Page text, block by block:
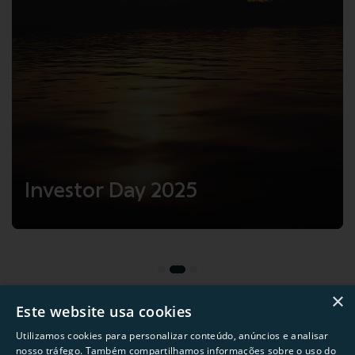
Natura
Investor Day 2025
Avon
×
Este website usa cookies
Utilizamos cookies para personalizar conteúdo, anúncios e analisar
nosso tráfego. Também compartilhamos informações sobre o uso do